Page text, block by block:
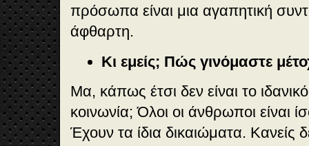
πρόσωπα είναι μια αγαπητική
άφθαρτη.
Κι εμείς; Πώς γινόμαστε
Μα, κάπως έτσι δεν είναι το
κοινωνία; Όλοι οι άνθρωποι είναι
Έχουν τα ίδια δικαιώματα. Κανείς